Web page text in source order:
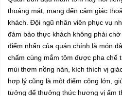
thoáng mát, mang đến cảm giác
khách. Đội ngũ nhân viên phục vụ
đảm bảo thực khách không phải
điểm nhấn của quán chính là món
chấm cùng mắm tôm được pha chế
mùi thơm nồng nàn, kích thích vị
hợp lý cũng là một điểm cộng lớn,
tưởng để thưởng thức hương vị ẩm